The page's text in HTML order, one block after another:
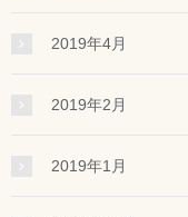
2019年4月
2019年2月
2019年1月